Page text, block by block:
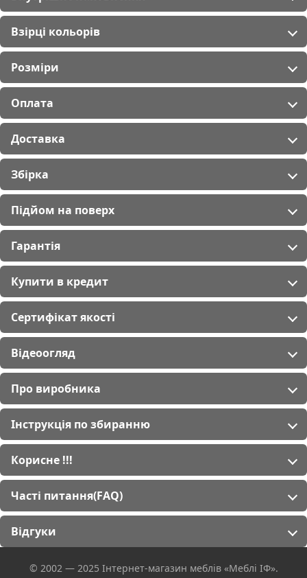
Взірці кольорів
Розміри
Оплата
Доставка
Збірка
Підйом на поверх
Гарантія
Купити в кредит
Сертифікат якості
Відеоогляд
Про виробника
Інструкція по збиранню
Корисне !!!
Часті питання(FAQ)
Відгуки
© 2002 — 2025 Інтернет-магазин меблів «Меблі ІФ».